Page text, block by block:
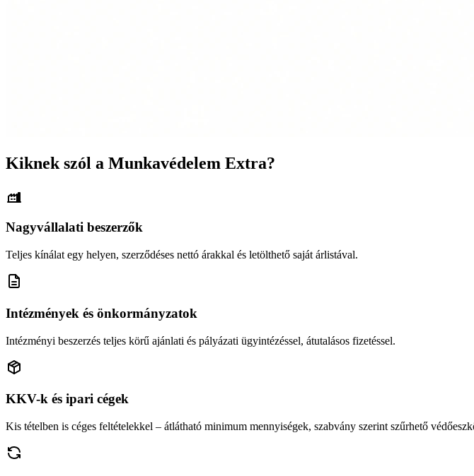
Kiknek szól a Munkavédelem Extra?
Nagyvállalati beszerzők
Teljes kínálat egy helyen, szerződéses nettó árakkal és letölthető saját árlistával.
Intézmények és önkormányzatok
Intézményi beszerzés teljes körű ajánlati és pályázati ügyintézéssel, átutalásos fizetéssel.
KKV-k és ipari cégek
Kis tételben is céges feltételekkel – átlátható minimum mennyiségek, szabvány szerint szűrhető